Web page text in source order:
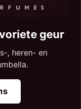
geur
, heren- en